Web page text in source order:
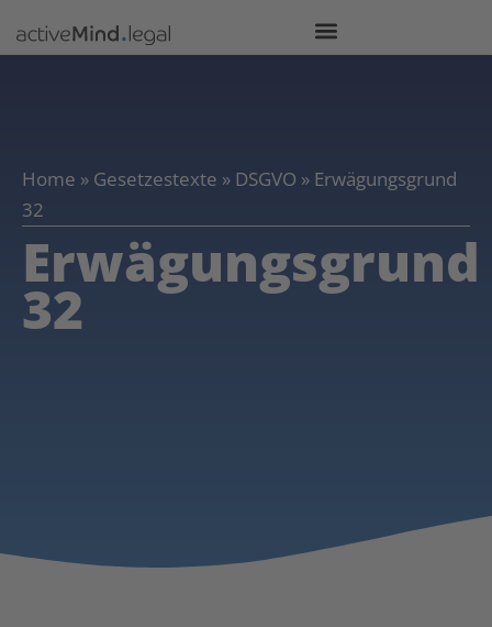
Home » Gesetzestexte » DSGVO » Erwägungsgrund
32
Erwägungsgrund
32